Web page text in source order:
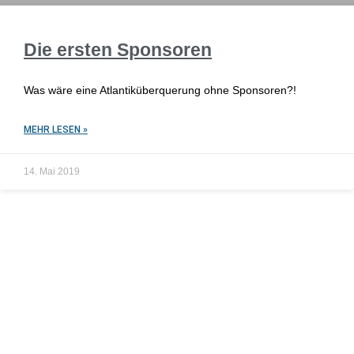
Die ersten Sponsoren
Was wäre eine Atlantiküberquerung ohne Sponsoren?!
MEHR LESEN »
14. Mai 2019